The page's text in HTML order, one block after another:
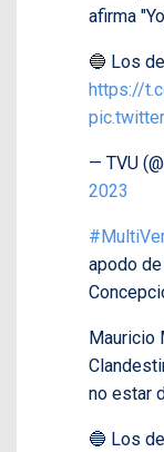
afirma
🔵 Los
https://
— TVU
2023
apodo
Mauricio
no estar
🔵 Los